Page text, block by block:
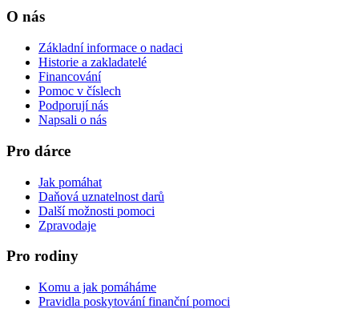
O nás
Základní informace o nadaci
Historie a zakladatelé
Financování
Pomoc v číslech
Podporují nás
Napsali o nás
Pro dárce
Jak pomáhat
Daňová uznatelnost darů
Další možnosti pomoci
Zpravodaje
Pro rodiny
Komu a jak pomáháme
Pravidla poskytování finanční pomoci